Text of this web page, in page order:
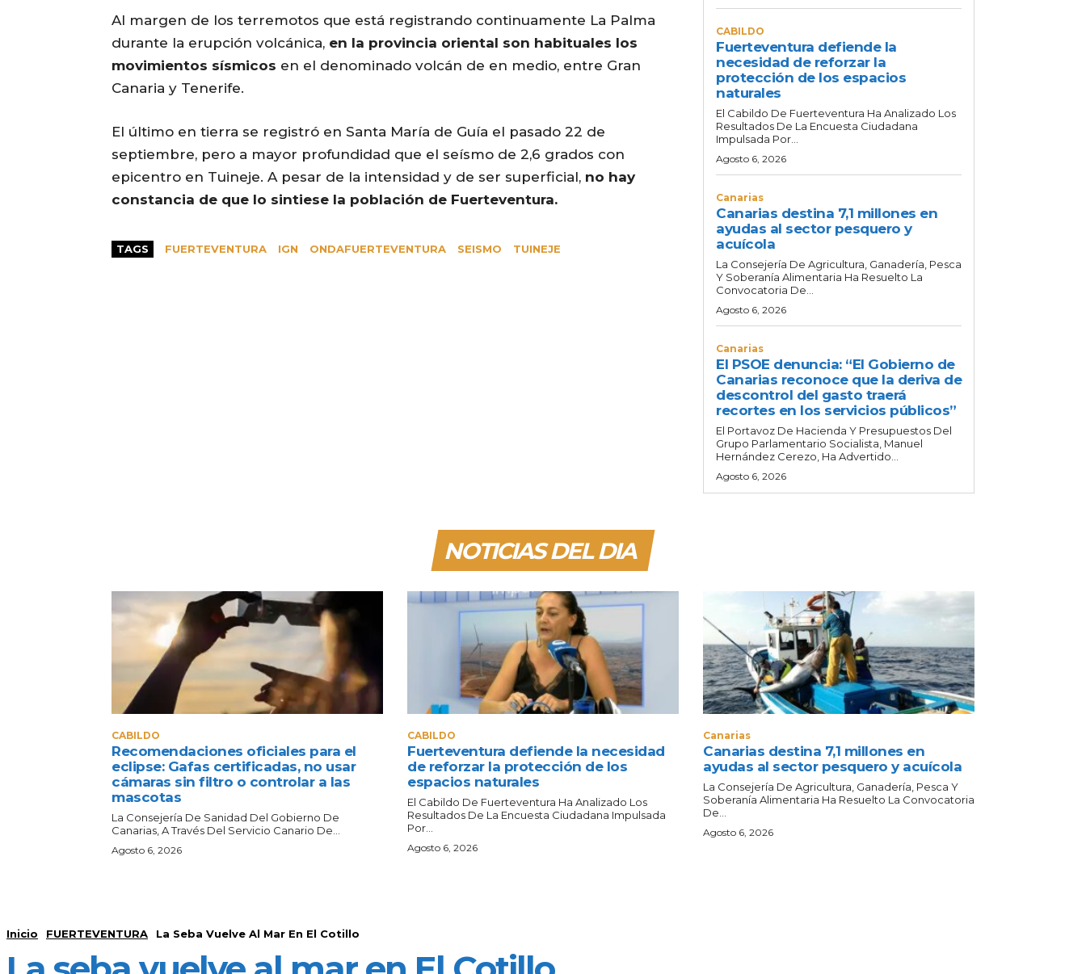
Al margen de los terremotos que está registrando continuamente La Palma
durante la erupción volcánica, en la provincia oriental son habituales los
movimientos sísmicos en el denominado volcán de en medio, entre Gran
Canaria y Tenerife.
El último en tierra se registró en Santa María de Guía el pasado 22 de
septiembre, pero a mayor profundidad que el seísmo de 2,6 grados con
epicentro en Tuineje. A pesar de la intensidad y de ser superficial, no hay
constancia de que lo sintiese la población de Fuerteventura.
TAGS FUERTEVENTURA IGN ONDAFUERTEVENTURA SEISMO TUINEJE
CABILDO
Fuerteventura defiende la
necesidad de reforzar la
protección de los espacios
naturales
El Cabildo De Fuerteventura Ha Analizado Los
Resultados De La Encuesta Ciudadana
Impulsada Por...
Agosto 6, 2026
Canarias
Canarias destina 7,1 millones en
ayudas al sector pesquero y
acuícola
La Consejería De Agricultura, Ganadería, Pesca
Y Soberanía Alimentaria Ha Resuelto La
Convocatoria De...
Agosto 6, 2026
Canarias
El PSOE denuncia: “El Gobierno de
Canarias reconoce que la deriva de
descontrol del gasto traerá
recortes en los servicios públicos”
El Portavoz De Hacienda Y Presupuestos Del
Grupo Parlamentario Socialista, Manuel
Hernández Cerezo, Ha Advertido...
Agosto 6, 2026
NOTICIAS DEL DIA
CABILDO
Recomendaciones oficiales para el
eclipse: Gafas certificadas, no usar
cámaras sin filtro o controlar a las
mascotas
La Consejería De Sanidad Del Gobierno De
Canarias, A Través Del Servicio Canario De...
Agosto 6, 2026
CABILDO
Fuerteventura defiende la necesidad
de reforzar la protección de los
espacios naturales
El Cabildo De Fuerteventura Ha Analizado Los
Resultados De La Encuesta Ciudadana Impulsada
Por...
Agosto 6, 2026
Canarias
Canarias destina 7,1 millones en
ayudas al sector pesquero y acuícola
La Consejería De Agricultura, Ganadería, Pesca Y
Soberanía Alimentaria Ha Resuelto La Convocatoria
De...
Agosto 6, 2026